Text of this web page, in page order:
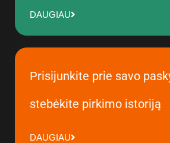
DAUGIAU
Prisijunkite prie savo
stebėkite pirkimo istoriją
DAUGIAU